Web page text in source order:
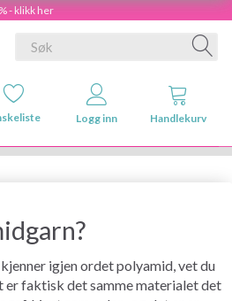
- klikk her
Logg inn Handlekurv
igjen ordet polyamid, vet du
er faktisk det samme materialet det